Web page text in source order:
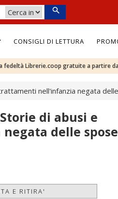
CONSIGLI DI LETTURA
fedeltà Librerie.coop gratuite a partire
nell'infanzia negata
di abusi e
delle
E RITIRA'